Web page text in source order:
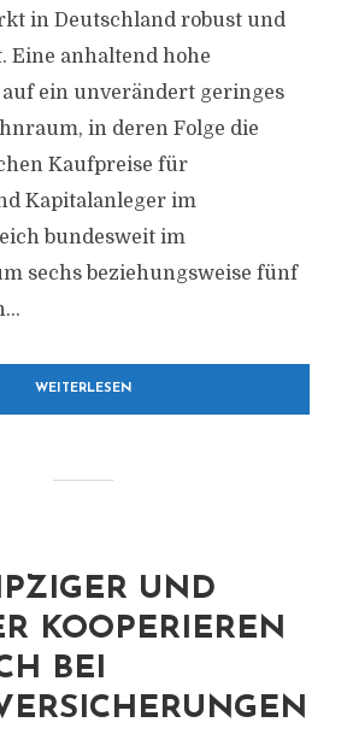
in Deutschland robust und
Eine anhaltend hohe
ein unverändert geringes
in deren Folge die
Kaufpreise für
Kapitalanleger im
bundesweit im
sechs beziehungsweise fünf
WEITERLESEN
UND
KOOPERIEREN
BEI